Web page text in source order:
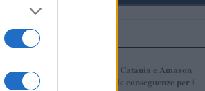
PIÙ LETTI
1
Pfizer abbandona Catania e Amazon
lascia Malpensa: le conseguenze per i